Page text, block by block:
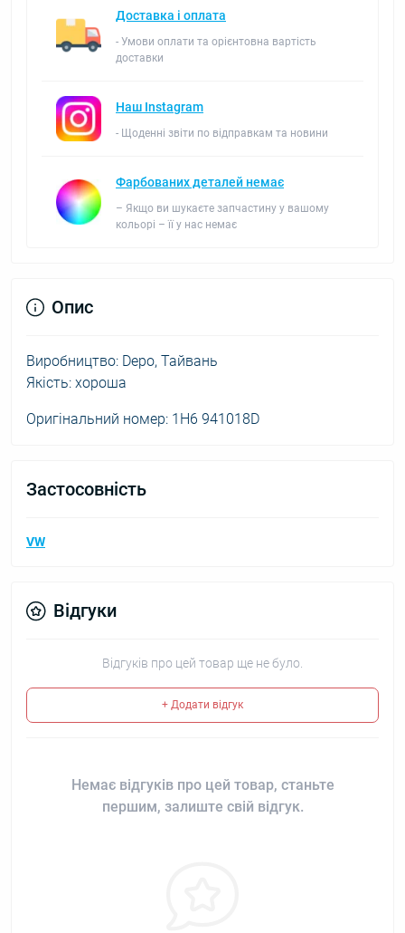
Доставка і оплата
- Умови оплати та орієнтовна вартість
доставки
Наш Instagram
- Щоденні звіти по відправкам та новини
Фарбованих деталей немає
– Якщо ви шукаєте запчастину у вашому
кольорі – її у нас немає
Опис
Виробництво: Depo, Тайвань
Якість: хороша
Оригінальний номер: 1H6 941018D
Застосовність
VW
Відгуки
Відгуків про цей товар ще не було.
+ Додати відгук
Немає відгуків про цей товар, станьте
першим, залиште свій відгук.